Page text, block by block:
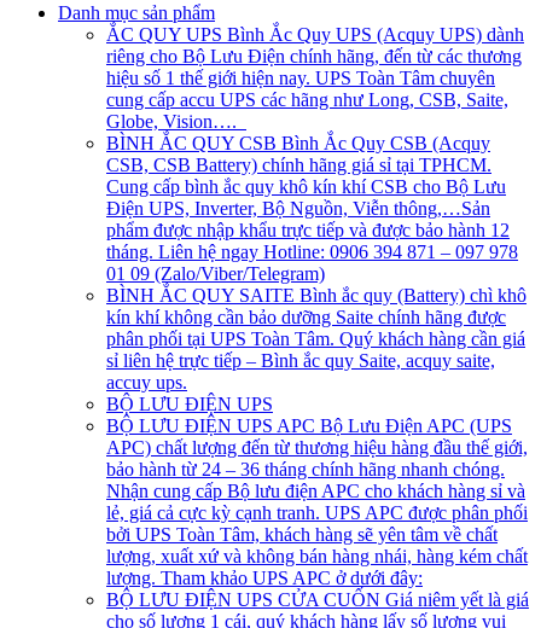
Danh mục sản phẩm
ẮC QUY UPS Bình Ắc Quy UPS (Acquy UPS) dành
riêng cho Bộ Lưu Điện chính hãng, đến từ các thương
hiệu số 1 thế giới hiện nay. UPS Toàn Tâm chuyên
cung cấp accu UPS các hãng như Long, CSB, Saite,
Globe, Vision….
BÌNH ẮC QUY CSB Bình Ắc Quy CSB (Acquy
CSB, CSB Battery) chính hãng giá sỉ tại TPHCM.
Cung cấp bình ắc quy khô kín khí CSB cho Bộ Lưu
Điện UPS, Inverter, Bộ Nguồn, Viễn thông,…Sản
phẩm được nhập khẩu trực tiếp và được bảo hành 12
tháng. Liên hệ ngay Hotline: 0906 394 871 – 097 978
01 09 (Zalo/Viber/Telegram)
BÌNH ẮC QUY SAITE Bình ắc quy (Battery) chì khô
kín khí không cần bảo dưỡng Saite chính hãng được
phân phối tại UPS Toàn Tâm. Quý khách hàng cần giá
sỉ liên hệ trực tiếp – Bình ắc quy Saite, acquy saite,
accuy ups.
BỘ LƯU ĐIỆN UPS
BỘ LƯU ĐIỆN UPS APC Bộ Lưu Điện APC (UPS
APC) chất lượng đến từ thương hiệu hàng đầu thế giới,
bảo hành từ 24 – 36 tháng chính hãng nhanh chóng.
Nhận cung cấp Bộ lưu điện APC cho khách hàng sỉ và
lẻ, giá cả cực kỳ cạnh tranh. UPS APC được phân phối
bởi UPS Toàn Tâm, khách hàng sẽ yên tâm về chất
lượng, xuất xứ và không bán hàng nhái, hàng kém chất
lượng. Tham khảo UPS APC ở dưới đây:
BỘ LƯU ĐIỆN UPS CỬA CUỐN Giá niêm yết là giá
cho số lượng 1 cái, quý khách hàng lấy số lượng vui